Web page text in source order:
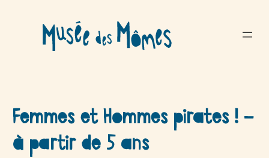
contenu
Femmes et Hommes pirates ! –
à partir de 5 ans